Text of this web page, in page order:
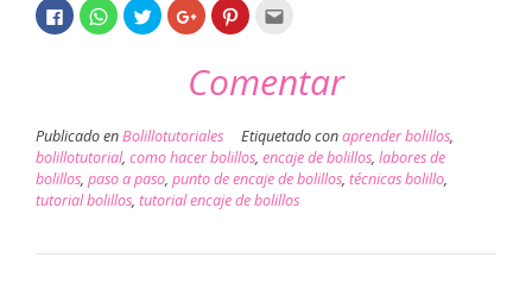
Haz
clic
para
una
ventana
nueva)
Haz
clic
para
una
ventana
nueva)
Haz
clic
para
Twitter
en
una
ventana
nueva)
Haz
clic
para
en
Google+
(Se
en
una
ventana
nueva)
Haz
clic
Pinterest
(Se
una
ventana
nueva)
por
correo
electrónico
amigo
(Se
abre
en
una
ventana
Comentar
Publicado enBolillotutoriales Etiquetado conaprender bolillos,
bolillotutorial, como hacer bolillos, encaje de bolillos, labores de
bolillos, paso a paso, punto de encaje de bolillos, técnicas bolillo,
tutorial bolillos, tutorial encaje de bolillos